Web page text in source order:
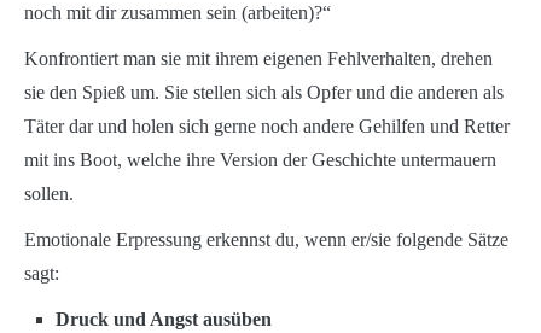
noch mit dir zusammen sein (arbeiten)?“
Konfrontiert man sie mit ihrem eigenen Fehlverhalten, drehen
sie den Spieß um. Sie stellen sich als Opfer und die anderen als
Täter dar und holen sich gerne noch andere Gehilfen und Retter
mit ins Boot, welche ihre Version der Geschichte untermauern
sollen.
Emotionale Erpressung erkennst du, wenn er/sie folgende Sätze
sagt:
Druck und Angst ausüben